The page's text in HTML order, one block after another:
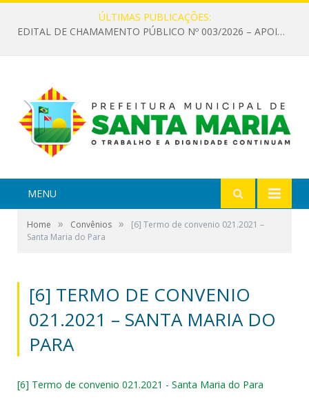
ÚLTIMAS PUBLICAÇÕES:
EDITAL DE CHAMAMENTO PÚBLICO Nº 003/2026 – APOIO À INFRAESTRUTURA CULTURAL
MENU
Home » Convênios »
[6] Termo de convenio 021.2021 –
Santa Maria do Para
[6] TERMO DE CONVENIO
021.2021 – SANTA MARIA DO
PARA
[6] Termo de convenio 021.2021 - Santa Maria do Para